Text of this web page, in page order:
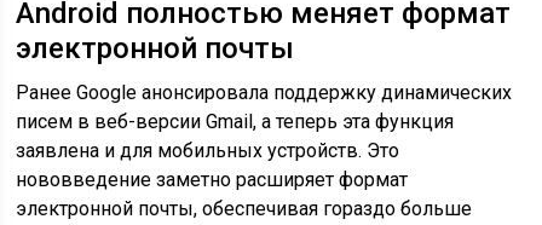
Android полностью меняет формат
электронной почты
Ранее Google анонсировала поддержку динамических
писем в веб-версии Gmail, а теперь эта функция
заявлена и для мобильных устройств. Это
нововведение заметно расширяет формат
электронной почты, обеспечивая гораздо больше